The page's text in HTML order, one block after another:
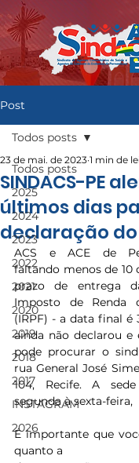
Post
Todos posts
2025
2024
2023
2022
2021
2020
2019
2018
2017
INSTAGRAM
2026
Todos posts
SINDACS-PE
últimos dias
declaração do
23 de mai. de 2023 1 min de
ACS e ACE de
faltando menos de 10
prazo de entrega
Imposto de Renda
(IRPF) - a data final é
ainda não declarou e
pode procurar o
rua General José
104, Recife. A
segunda à sexta-feira,
É importante que
quanto a